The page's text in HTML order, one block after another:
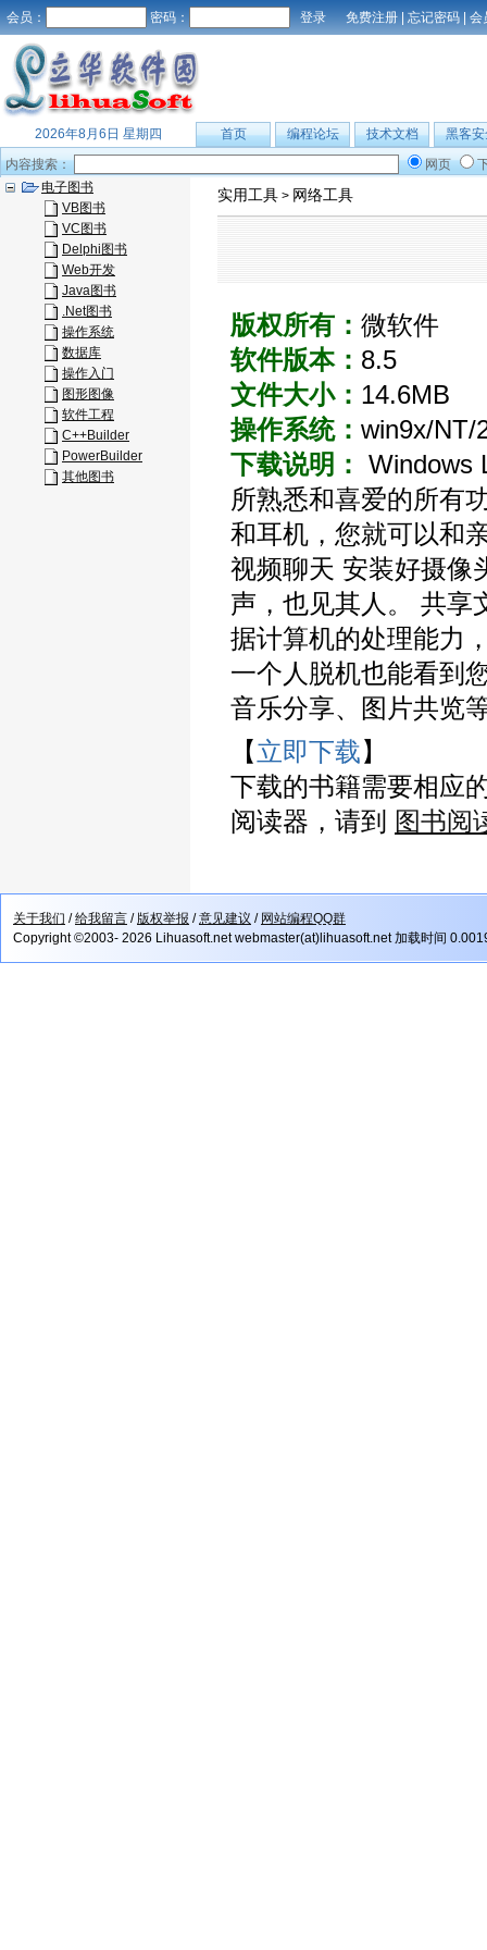
会员： 密码： 免费注册 | 忘记密码 | 会
2026年8月6日 星期四 首页 编程论坛 技术文档
黑客安
内容搜索：
网页
电子图书
VB图书
VC图书
Delphi图书
Web开发
Java图书
.Net图书
操作系统
数据库
操作入门
图形图像
软件工程
C++Builder
PowerBuilder
其他图书
实用工具 > 网络工具
版权所有： 微软件
软件版本： 8.5
文件大小： 14.6MB
操作系统： win9x/NT/
下载说明： Windows
所熟悉和喜爱的所有
和耳机，您就可以和
视频聊天 安装好摄像
声，也见其人。 共享
据计算机的处理能力
一个人脱机也能看到
音乐分享、图片共览
【立即下载】
下载的书籍需要相应
阅读器，请到 图书阅
关于我们 /给我留言 /版权举报 /意见建议 / 网站编程QQ群
Copyright ©2003- 2026 Lihuasoft.net webmaster(at)lihuasoft.net 加载时间